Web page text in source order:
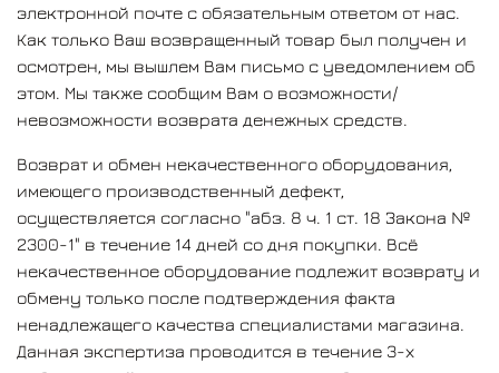
электронной почте с обязательным ответом от нас.
Как только Ваш возвращенный товар был получен и
осмотрен, мы вышлем Вам письмо с уведомлением об
этом. Мы также сообщим Вам о возможности/
невозможности возврата денежных средств.
Возврат и обмен некачественного оборудования,
имеющего производственный дефект,
осуществляется согласно "абз. 8 ч. 1 ст. 18 Закона №
2300-1" в течение 14 дней со дня покупки. Всё
некачественное оборудование подлежит возврату и
обмену только после подтверждения факта
ненадлежащего качества специалистами магазина.
Данная экспертиза проводится в течение 3-х